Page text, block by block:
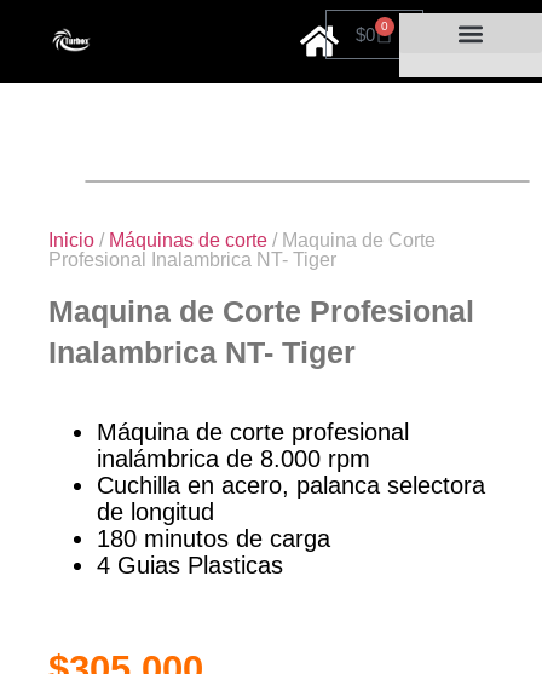
$0 0
Inicio / Máquinas de corte / Maquina de Corte
Profesional Inalambrica NT- Tiger
Maquina de Corte Profesional
Inalambrica NT- Tiger
Máquina de corte profesional
inalámbrica de 8.000 rpm
Cuchilla en acero, palanca selectora
de longitud
180 minutos de carga
4 Guias Plasticas